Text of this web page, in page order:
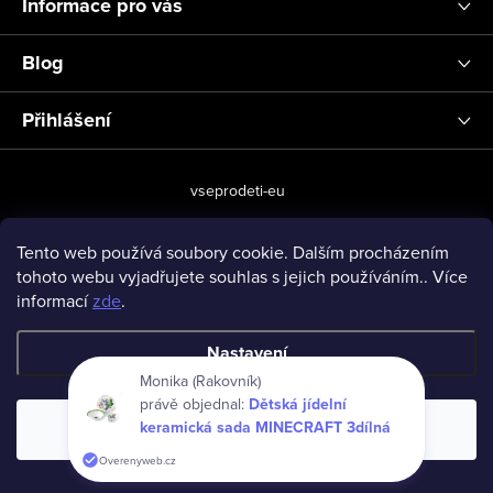
Tento web používá soubory cookie. Dalším procházením
tohoto webu vyjadřujete souhlas s jejich používáním.. Více
informacízde.
Nastavení
Souhlasím
Blog
Přihlášení
vseprodeti-eu
Copyright 2026www.vseprodeti.eu. Všechna práva vyhrazena.
Monika (Rakovník)
právě objednal: Dětská jídelní
keramická sada MINECRAFT 3dílná
Overenyweb.cz